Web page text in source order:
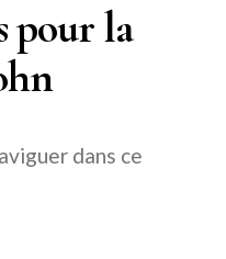
pour la
dans ce